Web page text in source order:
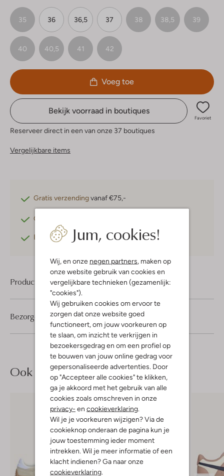
Jum, cookies!
Wij, en onze negen partners , maken op
onze website gebruik van cookies en
vergelijkbare technieken (gezamenlijk:
"cookies").
Wij gebruiken cookies om ervoor te
zorgen dat onze website goed
functioneert, om jouw voorkeuren op
te slaan, om inzicht te verkrijgen in
bezoekersgedrag en om een profiel op
te bouwen van jouw online gedrag voor
gepersonaliseerde advertenties. Door
op "Accepteer alle cookies" te klikken,
ga je akkoord met het gebruik van alle
cookies zoals omschreven in onze
privacy- en cookieverklaring
Wil je je voorkeuren wijzigen? Via de
cookieknop onderaan de pagina kun je
jouw toestemming ieder moment
intrekken. Wil je meer informatie of een
klacht indienen? Ga naar onze
cookieverklaring
35 36 36,5 37 38 38,5 39
40 40,5 41 42
Voeg toe
Bekijk voorraad in boutiques
Favoriet
Reserveer direct in een van onze 37 boutiques
Vergelijkbare items
Gratis verzendingvanaf €75,-
Gratis retourneren
Betaal achterafmet Klarna
Product informatie
Bezorgen & retourneren
Ook iets voor jou?